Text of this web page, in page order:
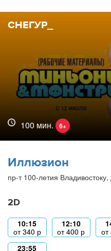
СНЕГУР_
100 мин. 6+
Иллюзион
пр-т 100-летия
2D
10:15
от340 р
12:10
от400 р
от
23:55